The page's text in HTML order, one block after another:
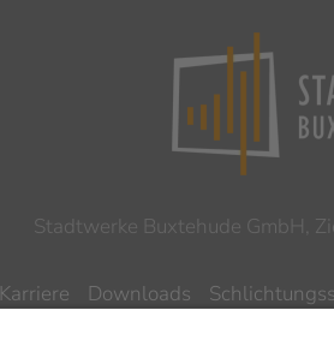
Stadtwerke Buxtehude GmbH,
Karriere Downloads